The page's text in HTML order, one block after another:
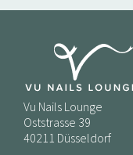
Vu Nails Lounge
Oststrasse 39
40211 Düsseldorf